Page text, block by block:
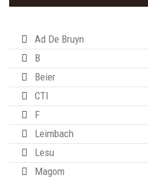
Ad De Bruyn
B
Beier
CTI
F
Leimbach
Lesu
Magom